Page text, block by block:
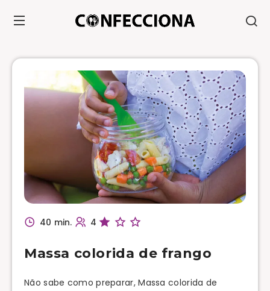
40 min. 4
Massa colorida de frango
Não sabe como preparar, Massa colorida de